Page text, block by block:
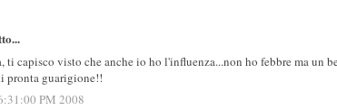
ti capisco visto che anche io ho l'influenza...non ho febbre ma un
pronta guarigione!!
PM 2008